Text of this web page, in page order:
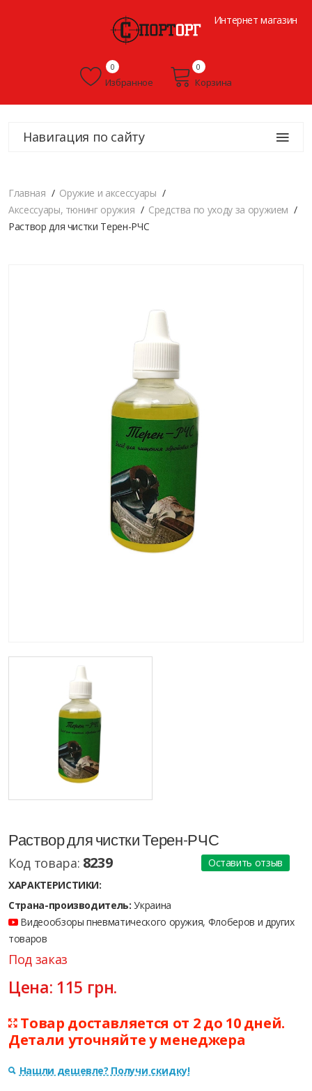
Интернет магазин
Избранное
0
Корзина
0
Навигация по сайту
Главная
Оружие и аксессуары
Аксессуары, тюнинг оружия
Средства по уходу за оружием
Раствор для чистки Терен-РЧС
Раствор для чистки Терен-РЧС
Код товара: 8239
Оставить отзыв
ХАРАКТЕРИСТИКИ:
Страна-производитель: Украина
Видеообзоры пневматического оружия, Флоберов и других
товаров
Под заказ
Цена: 115 грн.
Товар доставляется от 2 до 10 дней.
Детали уточняйте у менеджера
Нашли дешевле? Получи скидку!